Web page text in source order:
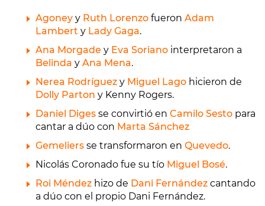
Agoney y Ruth Lorenzo fueron Adam
Lambert y Lady Gaga.
Ana Morgade y Eva Soriano interpretaron a
Belinda y Ana Mena.
Nerea Rodríguez y Miguel Lago hicieron de
Dolly Parton y Kenny Rogers.
Daniel Diges se convirtió en Camilo Sesto para
cantar a dúo con Marta Sánchez
Gemeliers se transformaron en Quevedo.
Nicolás Coronado fue su tío Miguel Bosé.
Roi Méndez hizo de Dani Fernández cantando
a dúo con el propio Dani Fernández.